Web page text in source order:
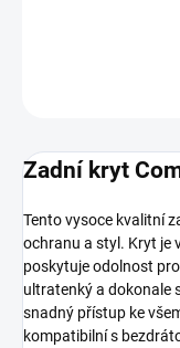
Zadní kryt
Tento vysoce kvalitní
ochranu a styl. Kryt je
poskytuje odolnost
ultratenký a dokonale
snadný přístup ke
kompatibilní s